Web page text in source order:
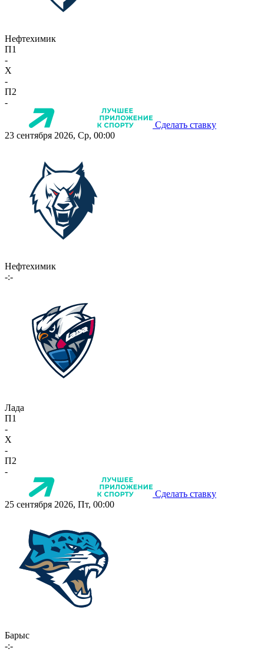
Нефтехимик
П1
-
X
-
П2
-
Сделать ставку
23 сентября 2026, Ср, 00:00
Нефтехимик
-:-
Лада
П1
-
X
-
П2
-
Сделать ставку
25 сентября 2026, Пт, 00:00
Барыс
-:-